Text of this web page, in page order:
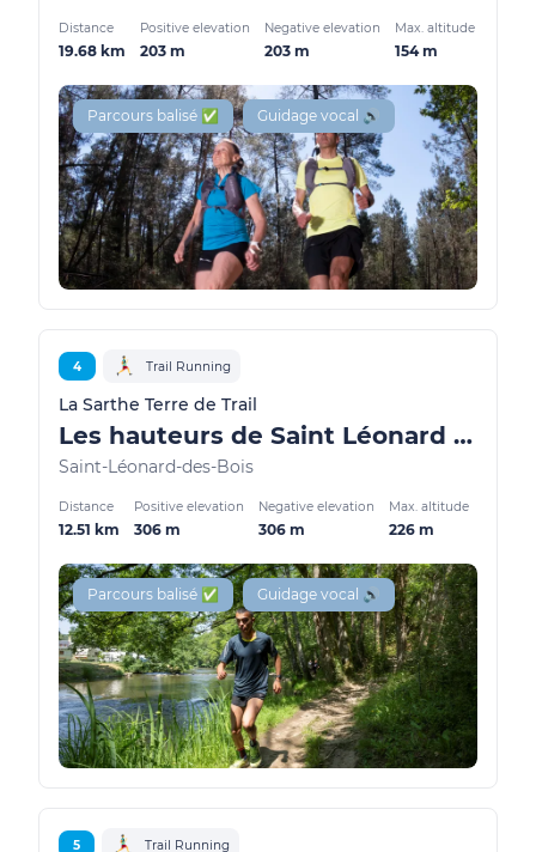
Distance
19.68 km
Positive elevation
203 m
Negative elevation
203 m
Max. altitude
154 m
Parcours balisé ✅ Guidage vocal 🔊
4 Trail Running
La Sarthe Terre de Trail
Les hauteurs de Saint Léonard des Bois
Saint-Léonard-des-Bois
Distance
12.51 km
Positive elevation
306 m
Negative elevation
306 m
Max. altitude
226 m
Parcours balisé ✅ Guidage vocal 🔊
5 Trail Running